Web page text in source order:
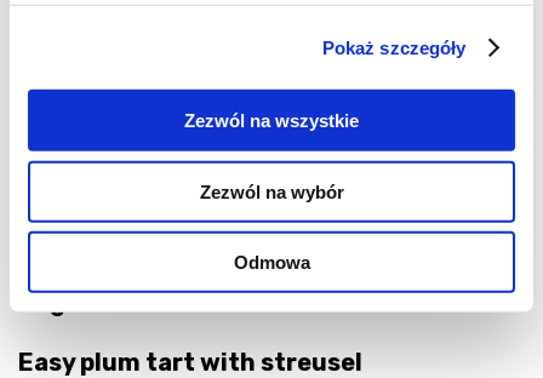
Pokaż szczegóły
Zezwól na wszystkie
Zezwól na wybór
Odmowa
English version
Easy plum tart with streusel